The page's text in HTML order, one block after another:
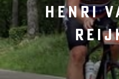
HENRI